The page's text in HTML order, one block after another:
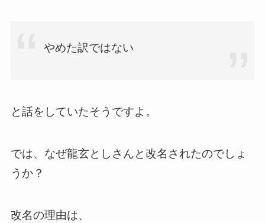
やめた訳ではない
と話をしていたそうですよ。
では、なぜ龍玄としさんと改名されたのでしょ
うか？
改名の理由は、